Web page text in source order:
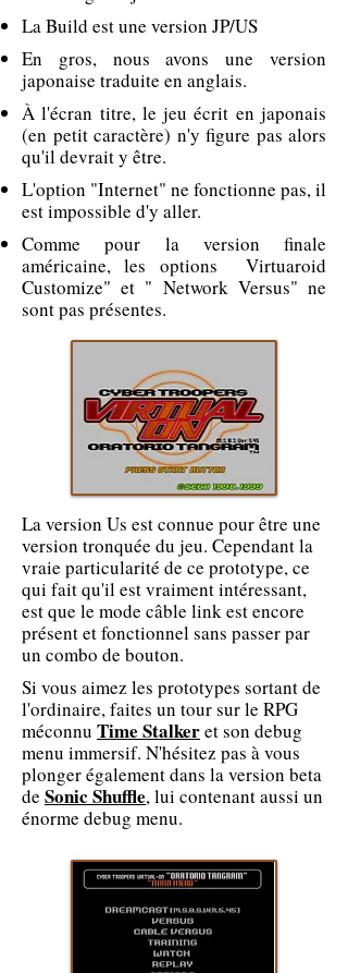
La Build est une version JP/US
En gros, nous avons une version
japonaise traduite en anglais.
À l'écran titre, le jeu écrit en japonais
(en petit caractère) n'y figure pas alors
qu'il devrait y être.
L'option "Internet" ne fonctionne pas, il
est impossible d'y aller.
Comme pour la version finale
américaine, les options Virtuaroid
Customize" et " Network Versus" ne
sont pas présentes.
La version Us est connue pour être une
version tronquée du jeu. Cependant la
vraie particularité de ce prototype, ce
qui fait qu'il est vraiment intéressant,
est que le mode câble link est encore
présent et fonctionnel sans passer par
un combo de bouton.
Si vous aimez les prototypes sortant de
l'ordinaire, faites un tour sur le RPG
méconnu Time Stalkeret son debug
menu immersif. N'hésitez pas à vous
plonger également dans la version beta
de Sonic Shuffle, lui contenant aussi un
énorme debug menu.